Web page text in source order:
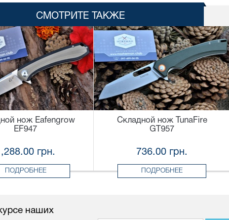
СМОТРИТЕ ТАКЖЕ
нож Eafengrow
EF947
грн.
ПОДРОБНЕЕ
Складной нож TunaFire
GT957
736.00 грн.
ПОДРОБНЕЕ
наших